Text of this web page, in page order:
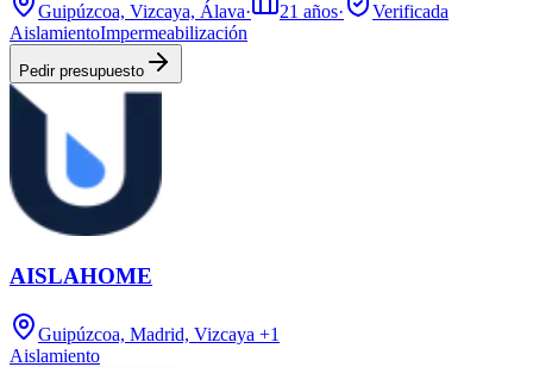
Guipúzcoa, Vizcaya, Álava· 21 años·
Verificada
AislamientoImpermeabilización
Pedir presupuesto
AISLAHOME
Guipúzcoa, Madrid, Vizcaya +1
Aislamiento